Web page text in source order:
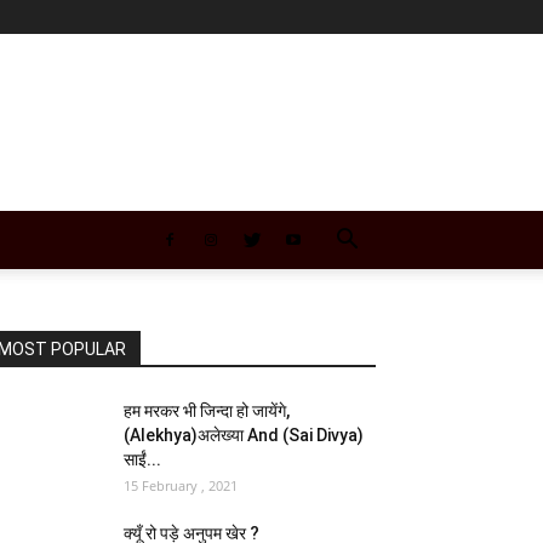
MOST POPULAR
हम मरकर भी जिन्दा हो जायेंगे,
(Alekhya)अलेख्या And (Sai Divya)
साईं...
15 February , 2021
क्यूँ रो पड़े अनुपम खेर ?